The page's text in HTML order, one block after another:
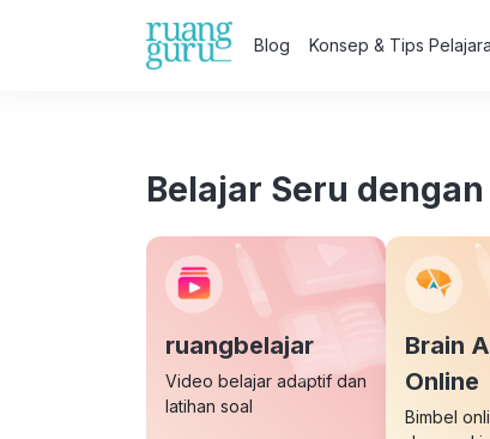
Blog Konsep & Tips
Belajar Seru
ruangbelajar
Video belajar adaptif dan
latihan soal
Brain
Online
Bimbel